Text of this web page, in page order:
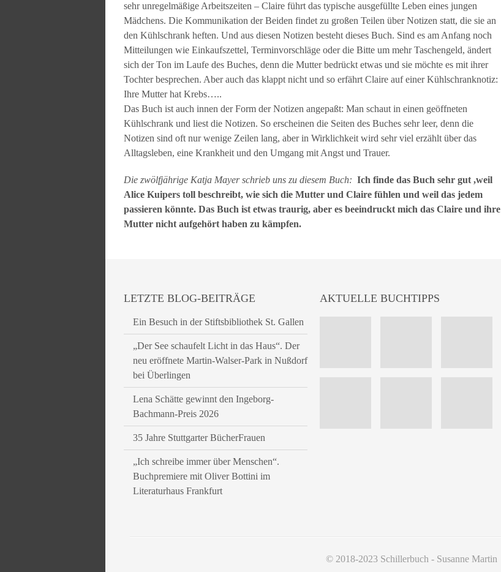
sehr unregelmäßige Arbeitszeiten – Claire führt das typische ausgefüllte Leben eines jungen
Mädchens. Die Kommunikation der Beiden findet zu großen Teilen über Notizen statt, die sie an
den Kühlschrank heften. Und aus diesen Notizen besteht dieses Buch. Sind es am Anfang noch
Mitteilungen wie Einkaufszettel, Terminvorschläge oder die Bitte um mehr Taschengeld, ändert
sich der Ton im Laufe des Buches, denn die Mutter bedrückt etwas und sie möchte es mit ihrer
Tochter besprechen. Aber auch das klappt nicht und so erfährt Claire auf einer Kühlschranknotiz:
Ihre Mutter hat Krebs…..
Das Buch ist auch innen der Form der Notizen angepaßt: Man schaut in einen geöffneten
Kühlschrank und liest die Notizen. So erscheinen die Seiten des Buches sehr leer, denn die
Notizen sind oft nur wenige Zeilen lang, aber in Wirklichkeit wird sehr viel erzählt über das
Alltagsleben, eine Krankheit und den Umgang mit Angst und Trauer.
Die zwölfjährige Katja Mayer schrieb uns zu diesem Buch: Ich finde das Buch sehr gut ,weil
Alice Kuipers toll beschreibt, wie sich die Mutter und Claire fühlen und weil das jedem
passieren könnte. Das Buch ist etwas traurig, aber es beeindruckt mich das Claire und ihre
Mutter nicht aufgehört haben zu kämpfen.
LETZTE BLOG-BEITRÄGE
Ein Besuch in der Stiftsbibliothek St. Gallen
„Der See schaufelt Licht in das Haus“. Der
neu eröffnete Martin-Walser-Park in Nußdorf
bei Überlingen
Lena Schätte gewinnt den Ingeborg-
Bachmann-Preis 2026
35 Jahre Stuttgarter BücherFrauen
„Ich schreibe immer über Menschen“.
Buchpremiere mit Oliver Bottini im
Literaturhaus Frankfurt
AKTUELLE BUCHTIPPS
© 2018-2023 Schillerbuch - Susanne Martin